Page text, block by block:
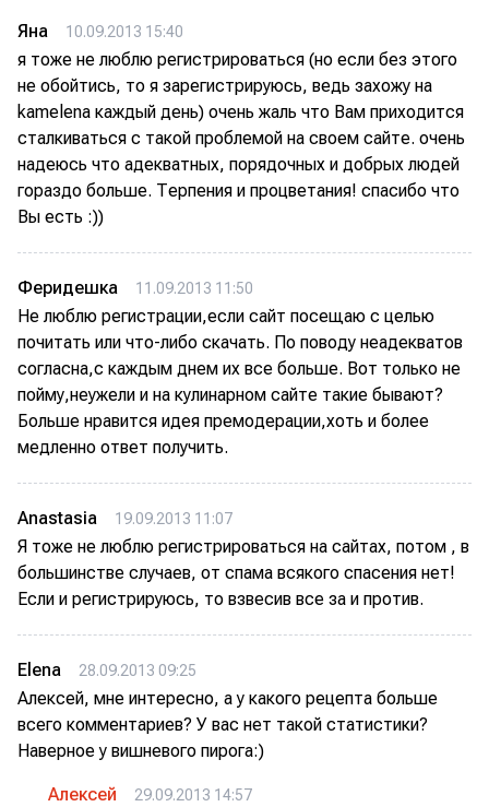
Яна 10.09.2013 15:40
я тоже не люблю регистрироваться (но если без этого
не обойтись, то я зарегистрируюсь, ведь захожу на
kamelena каждый день) очень жаль что Вам приходится
сталкиваться с такой проблемой на своем сайте. очень
надеюсь что адекватных, порядочных и добрых людей
гораздо больше. Терпения и процветания! спасибо что
Вы есть :))
Феридешка 11.09.2013 11:50
Не люблю регистрации,если сайт посещаю с целью
почитать или что-либо скачать. По поводу неадекватов
согласна,с каждым днем их все больше. Вот только не
пойму,неужели и на кулинарном сайте такие бывают?
Больше нравится идея премодерации,хоть и более
медленно ответ получить.
Anastasia 19.09.2013 11:07
Я тоже не люблю регистрироваться на сайтах, потом , в
большинстве случаев, от спама всякого спасения нет!
Если и регистрируюсь, то взвесив все за и против.
Elena 28.09.2013 09:25
Алексей, мне интересно, а у какого рецепта больше
всего комментариев? У вас нет такой статистики?
Наверное у вишневого пирога:)
Алексей 29.09.2013 14:57